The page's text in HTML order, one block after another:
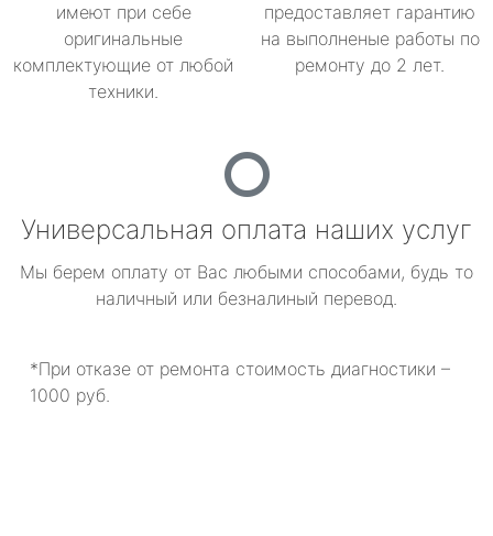
имеют при себе
оригинальные
комплектующие от любой
техники.
предоставляет гарантию
на выполненые работы по
ремонту до 2 лет.
Универсальная оплата наших услуг
Мы берем оплату от Вас любыми способами, будь то
наличный или безналиный перевод.
*При отказе от ремонта стоимость диагностики –
1000 руб.